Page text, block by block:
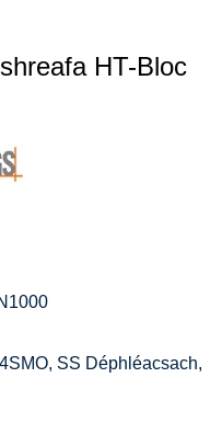
HT-Bloc
SS Déphléacsach,